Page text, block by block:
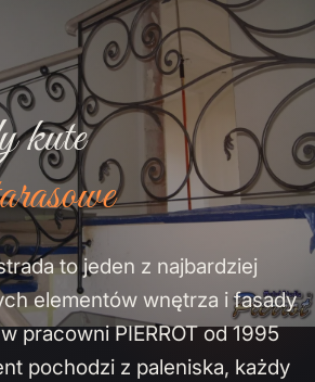
kute
to jeden z najbardziej
elementów wnętrza i fasady
pracowni PIERROT od 1995
pochodzi z paleniska, każdy